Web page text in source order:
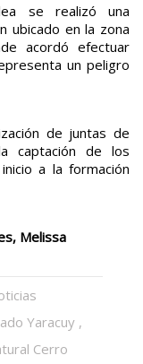
se realizó una
ubicado en la zona
acordó efectuar
un peligro
de juntas de
captación de los
a la formación
Melissa
Yaracuy ,
Cerro